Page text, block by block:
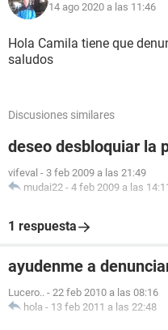
14 ago 2020 a las 11:46
Hola Camila tiene que
saludos
Discusiones similares
deseo desbloquiar la
vifeval - 3 feb 2009 a las 21:49
mudai22 - 4 feb 2009 a las
1 respuesta
ayudenme a
Lucero.. - 22 feb 2010 a las 08:16
hola - 13 feb 2011 a las 22:48